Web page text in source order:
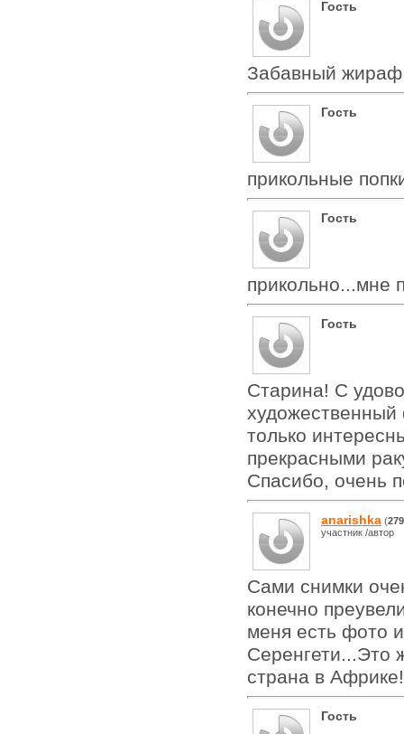
Гость
Забавный жираф
Гость
прикольные
Гость
прикольно...мне
Гость
Старина! С
только
прекрасными
Спасибо, очень
anarishka (279
участник /автор
Сами снимки
конечно
меня есть фото
Серенгети...Это
страна в Африке!
Гость